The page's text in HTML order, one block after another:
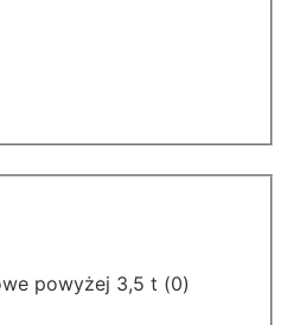
powyżej 3,5 t (0)